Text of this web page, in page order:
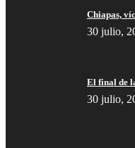
Chiapas,
30 julio,
El final de
30 julio,